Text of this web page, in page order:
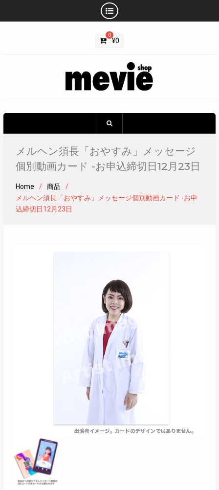
0
¥0
メルヘン須長「おやすみ」メッセージ
個別動画カード -お申込締切日12月23日
Home
商品
メルヘン須長「おやすみ」メッセージ個別動画カード -お申
込締切日12月23日